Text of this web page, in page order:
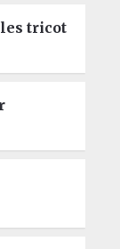
tricot